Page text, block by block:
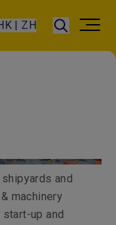
| ZH
and
machinery
up and